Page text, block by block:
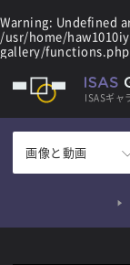
Warning: Undefined
/usr/home/
gallery/functions.php
ISASギャ
画像と動画